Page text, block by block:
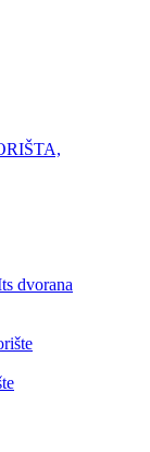
dvorana